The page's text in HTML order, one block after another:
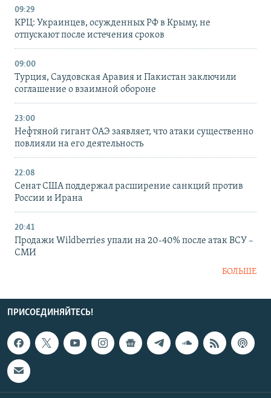
09:29
КРЦ: Украинцев, осужденных РФ в Крыму, не
отпускают после истечения сроков
09:00
Турция, Саудовская Аравия и Пакистан заключили
соглашение о взаимной обороне
23:00
Нефтяной гигант ОАЭ заявляет, что атаки существенно
повлияли на его деятельность
22:08
Сенат США поддержал расширение санкций против
России и Ирана
20:41
Продажи Wildberries упали на 20-40% после атак ВСУ –
СМИ
БОЛЬШЕ
ПРИСОЕДИНЯЙТЕСЬ!